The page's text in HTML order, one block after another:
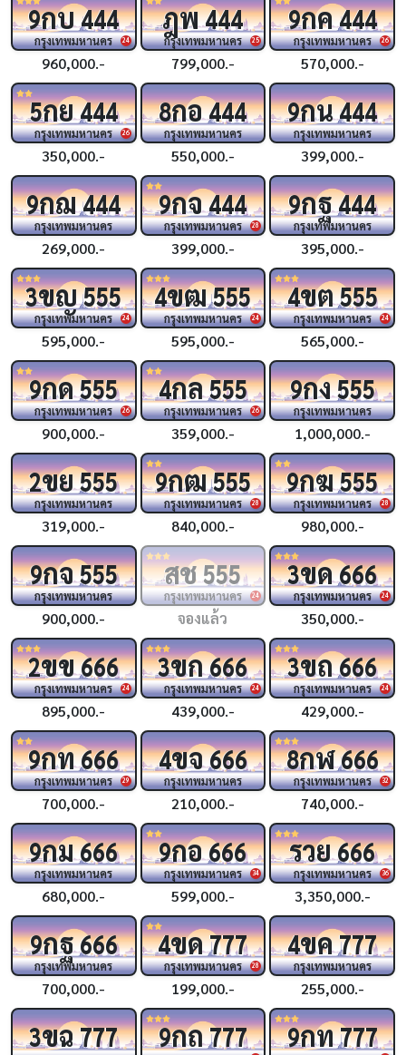
24
9กบ444
กรุงเทพมหานคร
960,000.-
25
ฎพ444
กรุงเทพมหานคร
799,000.-
26
9กค444
กรุงเทพมหานคร
570,000.-
26
5กย444
กรุงเทพมหานคร
350,000.-
8กอ444
กรุงเทพมหานคร
550,000.-
9กน444
กรุงเทพมหานคร
399,000.-
9กฌ444
กรุงเทพมหานคร
269,000.-
28
9กจ444
กรุงเทพมหานคร
399,000.-
9กฐ444
กรุงเทพมหานคร
395,000.-
24
3ขญ555
กรุงเทพมหานคร
595,000.-
24
4ขฒ555
กรุงเทพมหานคร
595,000.-
24
4ขต555
กรุงเทพมหานคร
565,000.-
26
9กด555
กรุงเทพมหานคร
900,000.-
26
4กล555
กรุงเทพมหานคร
359,000.-
9กง555
กรุงเทพมหานคร
1,000,000.-
2ขย555
กรุงเทพมหานคร
319,000.-
28
9กฒ555
กรุงเทพมหานคร
840,000.-
28
9กฆ555
กรุงเทพมหานคร
980,000.-
9กจ555
กรุงเทพมหานคร
900,000.-
24
สช555
กรุงเทพมหานคร
จองแล้ว
24
3ขด666
กรุงเทพมหานคร
350,000.-
24
2ขข666
กรุงเทพมหานคร
895,000.-
24
3ขก666
กรุงเทพมหานคร
439,000.-
24
3ขถ666
กรุงเทพมหานคร
429,000.-
29
9กท666
กรุงเทพมหานคร
700,000.-
4ขจ666
กรุงเทพมหานคร
210,000.-
32
8กฬ666
กรุงเทพมหานคร
740,000.-
9กม666
กรุงเทพมหานคร
680,000.-
34
9กอ666
กรุงเทพมหานคร
599,000.-
36
รวย666
กรุงเทพมหานคร
3,350,000.-
9กฐ666
กรุงเทพมหานคร
700,000.-
28
4ขด777
กรุงเทพมหานคร
199,000.-
4ขค777
กรุงเทพมหานคร
255,000.-
3ขฉ777 9กถ777 9กท777